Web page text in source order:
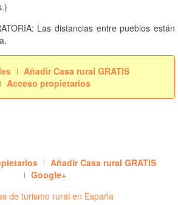
Las distancias entre pueblos están
Añadir Casa rural GRATIS
Acceso propietarios
Añadir Casa rural GRATIS
Google+
de turismo rural en España